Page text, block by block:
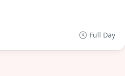
Full Day